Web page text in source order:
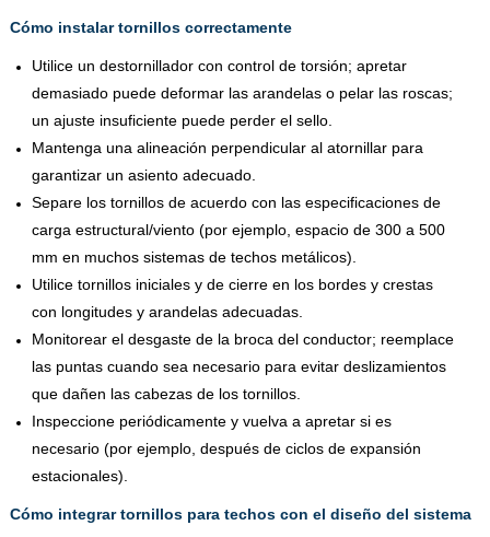
Cómo instalar tornillos correctamente
Utilice un destornillador con control de torsión; apretar
demasiado puede deformar las arandelas o pelar las roscas;
un ajuste insuficiente puede perder el sello.
Mantenga una alineación perpendicular al atornillar para
garantizar un asiento adecuado.
Separe los tornillos de acuerdo con las especificaciones de
carga estructural/viento (por ejemplo, espacio de 300 a 500
mm en muchos sistemas de techos metálicos).
Utilice tornillos iniciales y de cierre en los bordes y crestas
con longitudes y arandelas adecuadas.
Monitorear el desgaste de la broca del conductor; reemplace
las puntas cuando sea necesario para evitar deslizamientos
que dañen las cabezas de los tornillos.
Inspeccione periódicamente y vuelva a apretar si es
necesario (por ejemplo, después de ciclos de expansión
estacionales).
Cómo integrar tornillos para techos con el diseño del sistema